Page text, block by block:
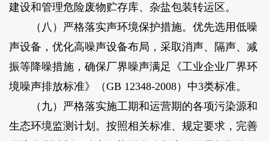
建设和管理危险废物贮存库、杂盐包装转运区。
（八）严格落实声环境保护措施。优先选用低噪
声设备，优化高噪声设备布局，采取消声、隔声、减
振等降噪措施，确保厂界噪声满足《工业企业厂界环
境噪声排放标准》（GB 12348-2008）中3类标准。
（九）严格落实施工期和运营期的各项污染源和
生态环境监测计划。按照相关标准、规定要求，完善